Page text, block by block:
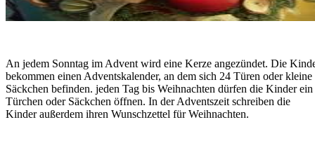
An jedem Sonntag im Advent wird eine Kerze angezündet. Die
bekommen einen Adventskalender, an dem sich 24 Türen oder kleine
Säckchen befinden. jeden Tag bis Weihnachten dürfen die Kinder ein
Türchen oder Säckchen öffnen. In der Adventszeit schreiben die
Kinder außerdem ihren Wunschzettel für Weihnachten.